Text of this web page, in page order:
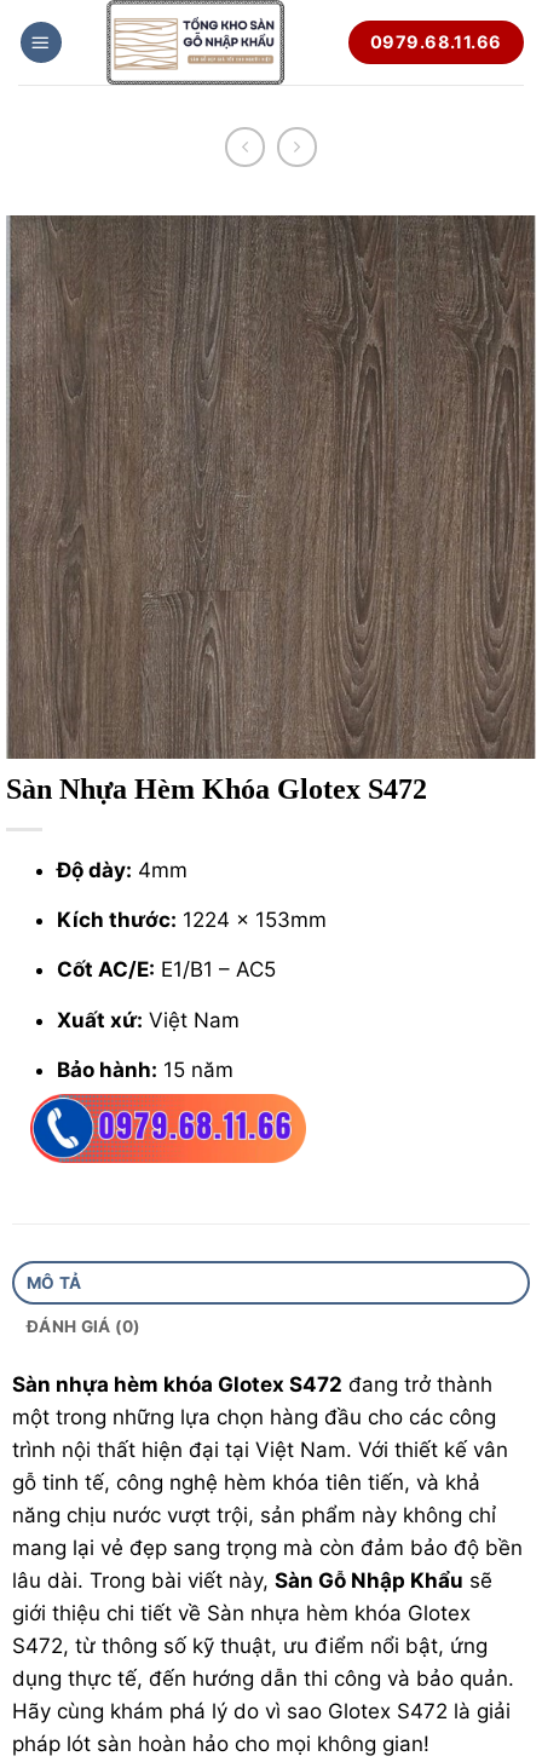
qua
nội
0979.68.11.66
Sàn Nhựa Hèm Khóa Glotex S472
Độ dày: 4mm
Kích thước: 1224 x 153mm
Cốt AC/E: E1/B1 – AC5
Xuất xứ: Việt Nam
Bảo hành: 15 năm
Đặc tính:
Hèm phẳng
Chịu lực
Chịu mài mòn bề mặt
MÔ TẢ
ĐÁNH GIÁ (0)
Sàn nhựa hèm khóa Glotex S472 đang trở thành
một trong những lựa chọn hàng đầu cho các công
trình nội thất hiện đại tại Việt Nam. Với thiết kế vân
gỗ tinh tế, công nghệ hèm khóa tiên tiến, và khả
năng chịu nước vượt trội, sản phẩm này không chỉ
mang lại vẻ đẹp sang trọng mà còn đảm bảo độ bền
lâu dài. Trong bài viết này, Sàn Gỗ Nhập Khẩu sẽ
giới thiệu chi tiết về Sàn nhựa hèm khóa Glotex
S472, từ thông số kỹ thuật, ưu điểm nổi bật, ứng
dụng thực tế, đến hướng dẫn thi công và bảo quản.
Hãy cùng khám phá lý do vì sao Glotex S472 là giải
pháp lót sàn hoàn hảo cho mọi không gian!